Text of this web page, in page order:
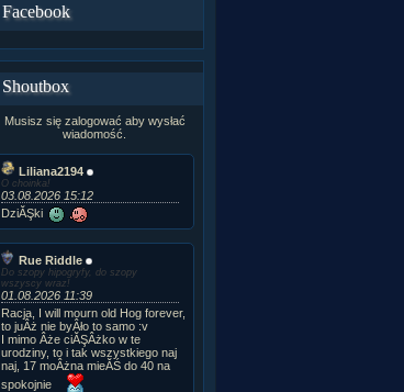
Facebook
Shoutbox
Musisz się zalogować aby wysłać
wiadomość.
Liliana2194
O choinka!
03.08.2026 15:12
DziĂŞki
Rue Riddle
Do szopy hipogryfy, do szopy
wszyscy wraz!
01.08.2026 11:39
Racja, I will mourn old Hog forever,
to juÂż nie byÂło to samo :v
I mimo Âże ciĂŞÂżko w te
urodziny, to i tak wszystkiego naj
naj, 17 moÂżna mieĂŚ do 40 na
spokojnie